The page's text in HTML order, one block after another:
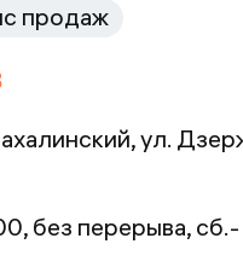
продаж
ул.
без перерыва, сб.-